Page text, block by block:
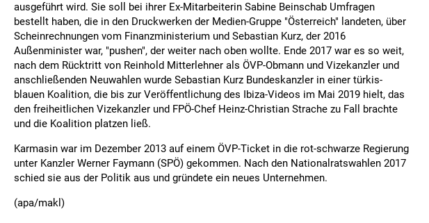
ausgeführt wird. Sie soll bei ihrer Ex-Mitarbeiterin Sabine Beinschab Umfragen
bestellt haben, die in den Druckwerken der Medien-Gruppe "Österreich" landeten, über
Scheinrechnungen vom Finanzministerium und Sebastian Kurz, der 2016
Außenminister war, "pushen", der weiter nach oben wollte. Ende 2017 war es so weit,
nach dem Rücktritt von Reinhold Mitterlehner als ÖVP-Obmann und Vizekanzler und
anschließenden Neuwahlen wurde Sebastian Kurz Bundeskanzler in einer türkis-
blauen Koalition, die bis zur Veröffentlichung des Ibiza-Videos im Mai 2019 hielt, das
den freiheitlichen Vizekanzler und FPÖ-Chef Heinz-Christian Strache zu Fall brachte
und die Koalition platzen ließ.
Karmasin war im Dezember 2013 auf einem ÖVP-Ticket in die rot-schwarze Regierung
unter Kanzler Werner Faymann (SPÖ) gekommen. Nach den Nationalratswahlen 2017
schied sie aus der Politik aus und gründete ein neues Unternehmen.
(apa/makl)